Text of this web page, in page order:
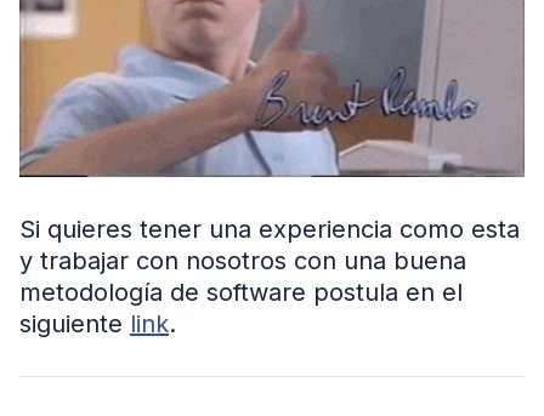
Si quieres tener una experiencia como esta
y trabajar con nosotros con una buena
metodología de software postula en el
siguiente link.